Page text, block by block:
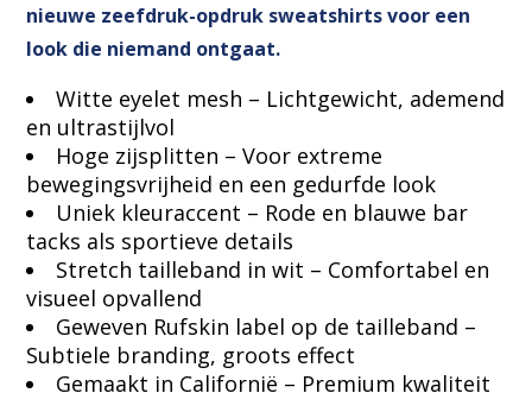
nieuwe zeefdruk-opdruk sweatshirts voor een
look die niemand ontgaat.
Witte eyelet mesh – Lichtgewicht, ademend
en ultrastijlvol
Hoge zijsplitten – Voor extreme
bewegingsvrijheid en een gedurfde look
Uniek kleuraccent – Rode en blauwe bar
tacks als sportieve details
Stretch tailleband in wit – Comfortabel en
visueel opvallend
Geweven Rufskin label op de tailleband –
Subtiele branding, groots effect
Gemaakt in Californië – Premium kwaliteit